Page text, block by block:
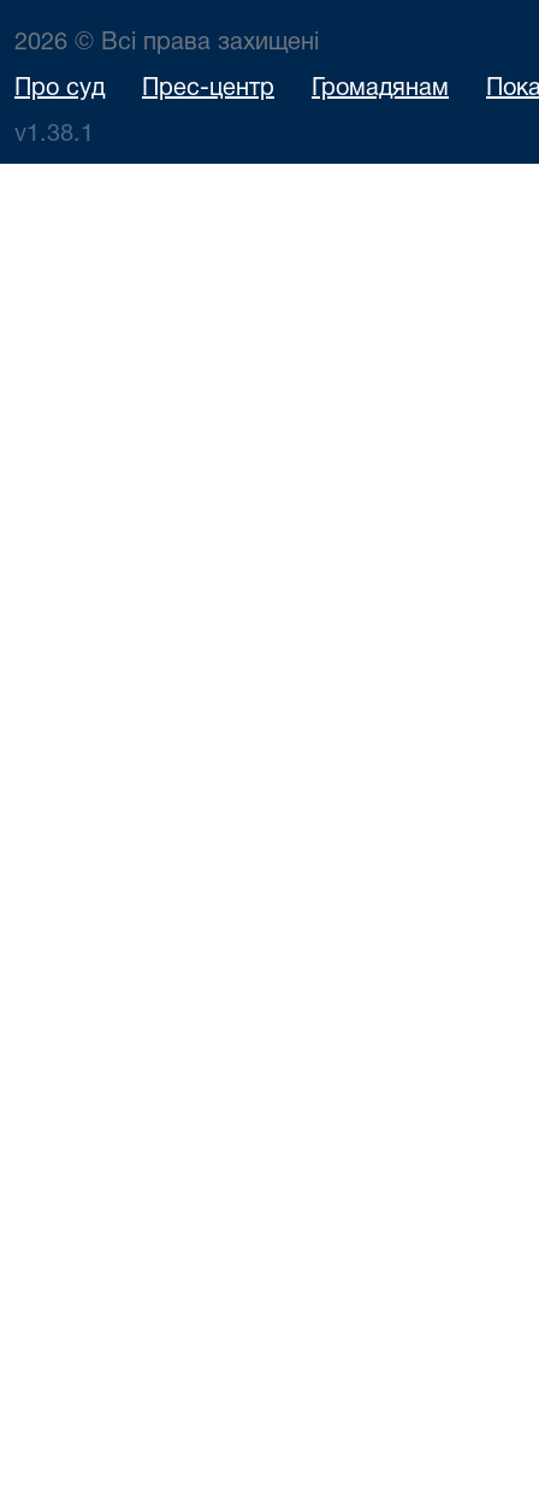
2026 © Всі права захищені
Про суд Прес-центр Громадянам
v1.38.1